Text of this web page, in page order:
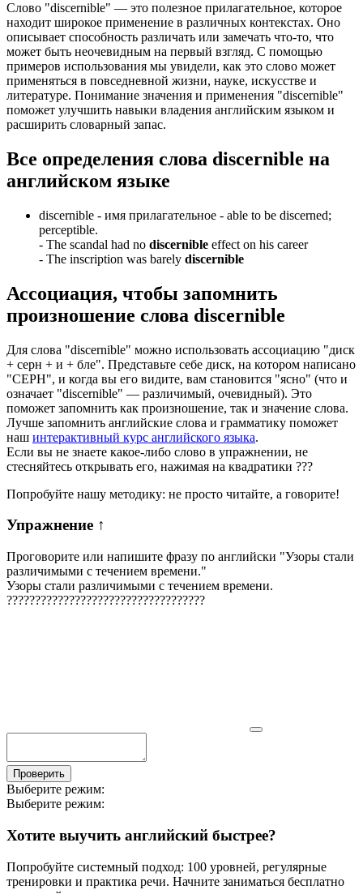
Слово "discernible" — это полезное прилагательное, которое
находит широкое применение в различных контекстах. Оно
описывает способность различать или замечать что-то, что
может быть неочевидным на первый взгляд. С помощью
примеров использования мы увидели, как это слово может
применяться в повседневной жизни, науке, искусстве и
литературе. Понимание значения и применения "discernible"
поможет улучшить навыки владения английским языком и
расширить словарный запас.
Все определения слова discernible на
английском языке
discernible - имя прилагательное - able to be discerned;
perceptible.
- The scandal had no discernible effect on his career
- The inscription was barely discernible
Ассоциация, чтобы запомнить
произношение слова discernible
Для слова "discernible" можно использовать ассоциацию "диск
+ серн + и + бле". Представьте себе диск, на котором написано
"СЕРН", и когда вы его видите, вам становится "ясно" (что и
означает "discernible" — различимый, очевидный). Это
поможет запомнить как произношение, так и значение слова.
Лучше запомнить английские слова и грамматику поможет
наш интерактивный курс английского языка.
Если вы не знаете какое-либо слово в упражнении, не
стесняйтесь открывать его, нажимая на квадратики ???
Попробуйте нашу методику: не просто читайте, а говорите!
Упражнение ↑
Проговорите или напишите фразу по английски "Узоры стали
различимыми с течением времени."
Узоры стали различимыми с течением времени.
???????????????????????????????????
Проверить
Выберите режим:
Выберите режим:
Хотите выучить английский быстрее?
Попробуйте системный подход: 100 уровней, регулярные
тренировки и практика речи. Начните заниматься бесплатно